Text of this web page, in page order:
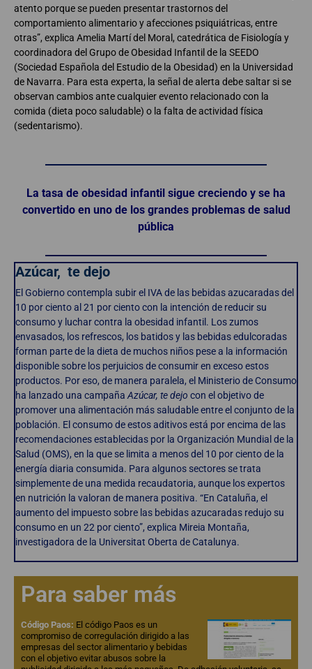
atento porque se pueden presentar trastornos del
comportamiento alimentario y afecciones psiquiátricas, entre
otras”, explica Amelia Martí del Moral, catedrática de Fisiología y
coordinadora del Grupo de Obesidad Infantil de la SEEDO
(Sociedad Española del Estudio de la Obesidad) en la Universidad
de Navarra. Para esta experta, la señal de alerta debe saltar si se
observan cambios ante cualquier evento relacionado con la
comida (dieta poco saludable) o la falta de actividad física
(sedentarismo).
La tasa de obesidad infantil sigue creciendo y se ha
convertido en uno de los grandes problemas de salud
pública
Azúcar, te dejo
El Gobierno contempla subir el IVA de las bebidas azucaradas del
10 por ciento al 21 por ciento con la intención de reducir su
consumo y luchar contra la obesidad infantil. Los zumos
envasados, los refrescos, los batidos y las bebidas edulcoradas
forman parte de la dieta de muchos niños pese a la información
disponible sobre los perjuicios de consumir en exceso estos
productos. Por eso, de manera paralela, el Ministerio de Consumo
ha lanzado una campaña Azúcar, te dejo con el objetivo de
promover una alimentación más saludable entre el conjunto de la
población. El consumo de estos aditivos está por encima de las
recomendaciones establecidas por la Organización Mundial de la
Salud (OMS), en la que se limita a menos del 10 por ciento de la
energía diaria consumida. Para algunos sectores se trata
simplemente de una medida recaudatoria, aunque los expertos
en nutrición la valoran de manera positiva. “En Cataluña, el
aumento del impuesto sobre las bebidas azucaradas redujo su
consumo en un 22 por ciento”, explica Mireia Montaña,
investigadora de la Universitat Oberta de Catalunya.
Para saber más
Código Paos: El código Paos es un
compromiso de corregulación dirigido a las
empresas del sector alimentario y bebidas
con el objetivo evitar abusos sobre la